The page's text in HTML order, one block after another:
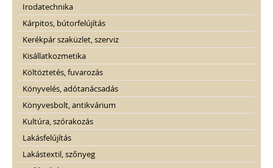
Irodatechnika
Kárpitos, bútorfelújítás
Kerékpár szaküzlet, szerviz
Kisállatkozmetika
Költöztetés, fuvarozás
Könyvelés, adótanácsadás
Könyvesbolt, antikvárium
Kultúra, szórakozás
Lakásfelújítás
Lakástextil, szőnyeg